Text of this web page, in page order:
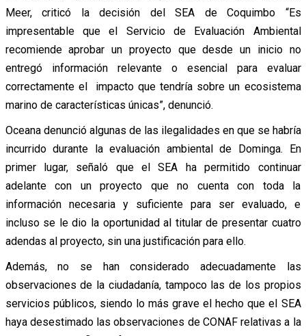
Meer, criticó la decisión del SEA de Coquimbo “Es
impresentable que el Servicio de Evaluación Ambiental
recomiende aprobar un proyecto que desde un inicio no
entregó información relevante o esencial para evaluar
correctamente el impacto que tendría sobre un ecosistema
marino de características únicas”, denunció.
Oceana denunció algunas de las ilegalidades en que se habría
incurrido durante la evaluación ambiental de Dominga. En
primer lugar, señaló que el SEA ha permitido continuar
adelante con un proyecto que no cuenta con toda la
información necesaria y suficiente para ser evaluado, e
incluso se le dio la oportunidad al titular de presentar cuatro
adendas al proyecto, sin una justificación para ello.
Además, no se han considerado adecuadamente las
observaciones de la ciudadanía, tampoco las de los propios
servicios públicos, siendo lo más grave el hecho que el SEA
haya desestimado las observaciones de CONAF relativas a la